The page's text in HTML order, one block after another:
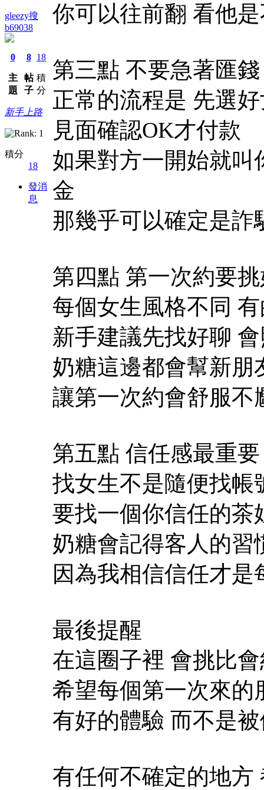
gleezy搜
b69038
0
主
題
8
帖
子
18
積
分
新手上路
積分
18
發消
息
你可以往前翻 看他
第三點 不要急著匯錢
正常的流程是 先選
見面確認OK才付款
如果對方一開始就叫
金
那幾乎可以確定是詐
第四點 第一次約要
每個女生風格不同
新手建議先找好聊
奶糖這邊都會幫新朋
讓第一次約會舒服不
第五點 信任感最重要
找女生不是隨便找帳
要找一個你信任的茶
奶糖會記得客人的習
因為我相信信任才
最後提醒
在這圈子裡 會挑比
希望每個第一次來的
有好的體驗 而不是
有任何不確定的地方